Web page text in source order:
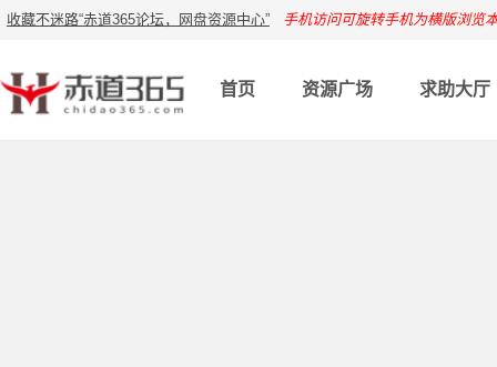
收藏不迷路“赤道365论坛，网盘资源中心” 手机访问可旋转手机为横版浏览
首页 资源广场 求助大厅